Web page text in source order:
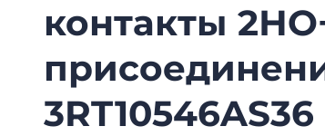
контакты
3RT10546AS36